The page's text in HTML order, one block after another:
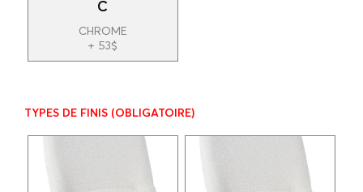
C
CHROME
+ 53$
TYPES DE FINIS (OBLIGATOIRE)